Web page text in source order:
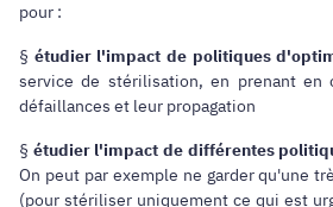
pour :
§ étudier l'impact de politiques
service de stérilisation, en prenant en
défaillances et leur propagation
§ étudier l'impact de différentes
On peut par exemple ne garder qu'une
(pour stériliser uniquement ce qui est